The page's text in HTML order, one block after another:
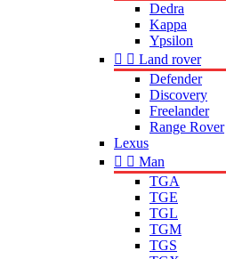
Dedra
Kappa
Ypsilon
  Land rover
Defender
Discovery
Freelander
Range Rover
Lexus
  Man
TGA
TGE
TGL
TGM
TGS